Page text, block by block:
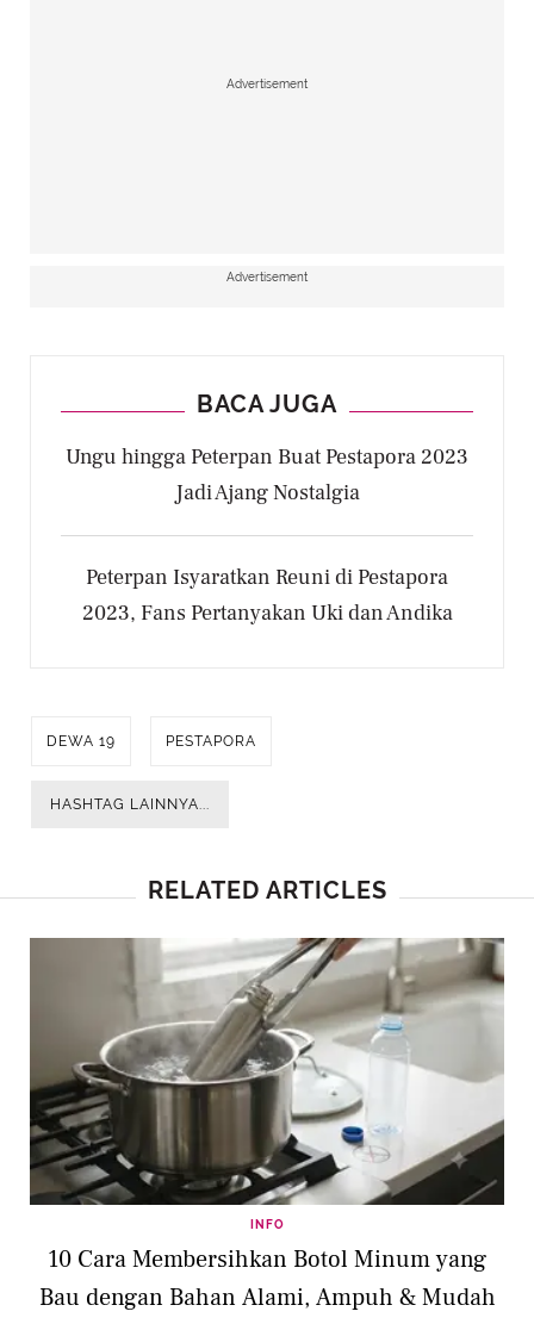
Advertisement
Advertisement
BACA JUGA
Ungu hingga Peterpan Buat Pestapora 2023
Jadi Ajang Nostalgia
Peterpan Isyaratkan Reuni di Pestapora
2023, Fans Pertanyakan Uki dan Andika
DEWA 19 PESTAPORA
HASHTAG LAINNYA...
RELATED ARTICLES
INFO
10 Cara Membersihkan Botol Minum yang
Bau dengan Bahan Alami, Ampuh & Mudah